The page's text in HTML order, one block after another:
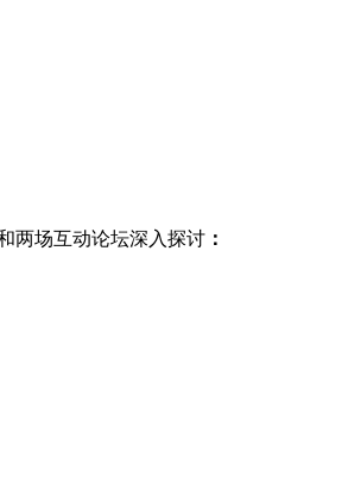
两场互动论坛深入探讨 ：